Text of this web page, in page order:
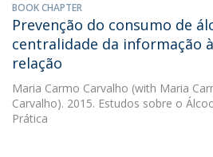
BOOK CHAPTER
Prevenção do consumo de
centralidade da informação
relação
Maria Carmo Carvalho (with Maria
Carvalho). 2015. Estudos sobre o
Prática